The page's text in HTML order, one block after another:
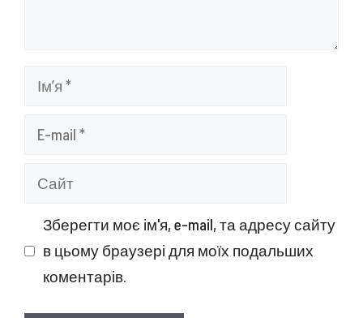
Ім’я
Сайт
Зберегти моє ім'я, e-mail, та адресу сайту
в цьому браузері для моїх подальших
коментарів.